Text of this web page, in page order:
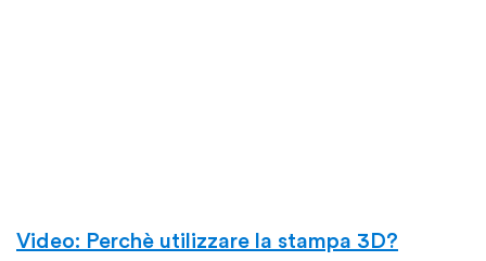
Video: Perchè utilizzare la stampa 3D?